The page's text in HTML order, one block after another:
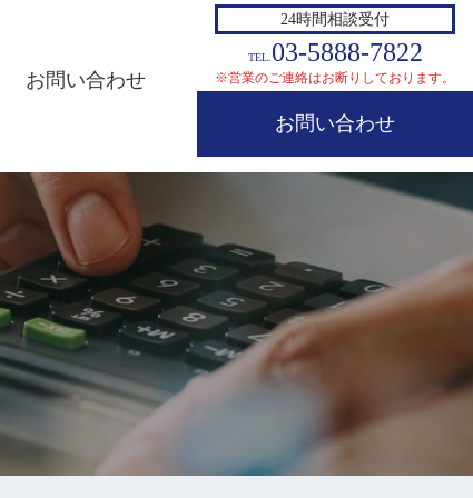
お問い合わせ
24時間相談受付
TEL. 03-5888-7822
※営業のご連絡はお断りしております。
お問い合わせ